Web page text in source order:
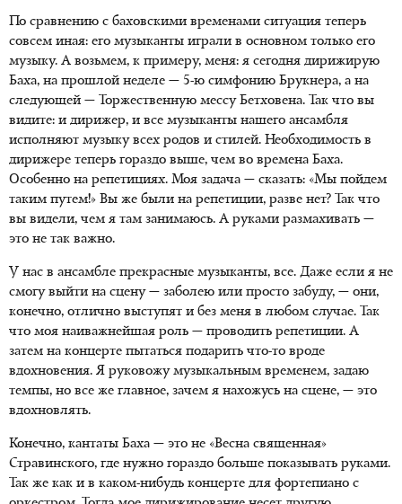
По сравнению с баховскими временами ситуация теперь
совсем иная: его музыканты играли в основном только его
музыку. А возьмем, к примеру, меня: я сегодня дирижирую
Баха, на прошлой неделе — 5-ю симфонию Брукнера, а на
следующей — Торжественную мессу Бетховена. Так что вы
видите: и дирижер, и все музыканты нашего ансамбля
исполняют музыку всех родов и стилей. Необходимость в
дирижере теперь гораздо выше, чем во времена Баха.
Особенно на репетициях. Моя задача — сказать: «Мы пойдем
таким путем!» Вы же были на репетиции, разве нет? Так что
вы видели, чем я там занимаюсь. А руками размахивать —
это не так важно.
У нас в ансамбле прекрасные музыканты, все. Даже если я не
смогу выйти на сцену — заболею или просто забуду, — они,
конечно, отлично выступят и без меня в любом случае. Так
что моя наиважнейшая роль — проводить репетиции. А
затем на концерте пытаться подарить что-то вроде
вдохновения. Я руковожу музыкальным временем, задаю
темпы, но все же главное, зачем я нахожусь на сцене, — это
вдохновлять.
Конечно, кантаты Баха — это не «Весна священная»
Стравинского, где нужно гораздо больше показывать руками.
Так же как и в каком-нибудь концерте для фортепиано с